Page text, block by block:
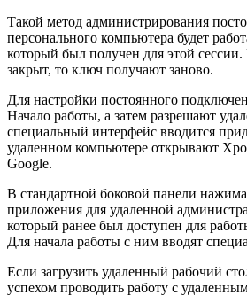
Такой метод администрирования
персонального компьютера будет
который был получен для этой
закрыт, то ключ получают заново.
Для настройки постоянного
Начало работы, а затем разрешают
специальный интерфейс вводится
удаленном компьютере открывают
Google.
В стандартной боковой панели
приложения для удаленной
который ранее был доступен для
Для начала работы с ним вводят
Если загрузить удаленный рабочий
успехом проводить работу с